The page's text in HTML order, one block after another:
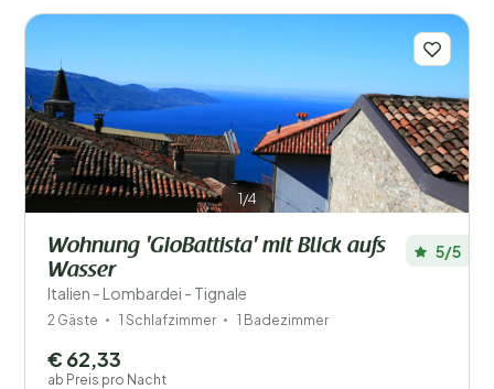
1/4
Wohnung 'GioBattista' mit Blick aufs
Wasser
Italien - Lombardei - Tignale
5/5
2 Gäste 1 Schlafzimmer 1 Badezimmer
€ 62,33
ab Preis pro Nacht